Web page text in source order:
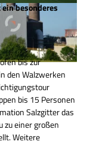
Salzgitter GmbH |
Salzgitter c/o Wirtschaft
Salzgitter GmbH |
besonderes
bis zur
den Walzwerken
bis 15 Personen
Salzgitter das
zu einer großen
Weitere